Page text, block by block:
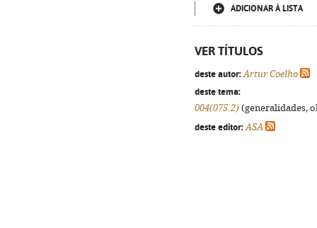
ADICIONAR À LISTA
VER TÍTULOS
deste autor: Artur Coelho
deste tema:
004(075.2) (generalidades,
deste editor: ASA